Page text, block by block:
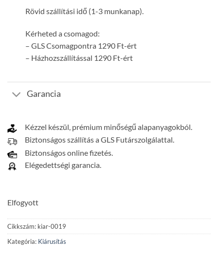
Rövid szállítási idő (1-3 munkanap).
Kérheted a csomagod:
– GLS Csomagpontra 1290 Ft-ért
– Házhozszállítással 1290 Ft-ért
Garancia
Kézzel készül, prémium minőségű alapanyagokból.
Biztonságos szállítás a GLS Futárszolgálattal.
Biztonságos online fizetés.
Elégedettségi garancia.
Elfogyott
Cikkszám: kiar-0019
Kategória: Kiárusítás